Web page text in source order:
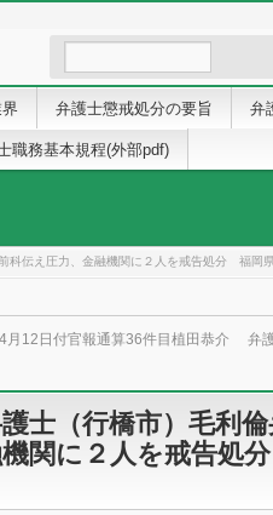
弁護士懲戒処分の要旨 弁
職務基本規程(外部pdf)
科伝え圧力、金融機関に２人を戒告処分 福岡
月12日付官報通算36件目植田恭介
弁
士（行橋市）毛利
関に２人を戒告処